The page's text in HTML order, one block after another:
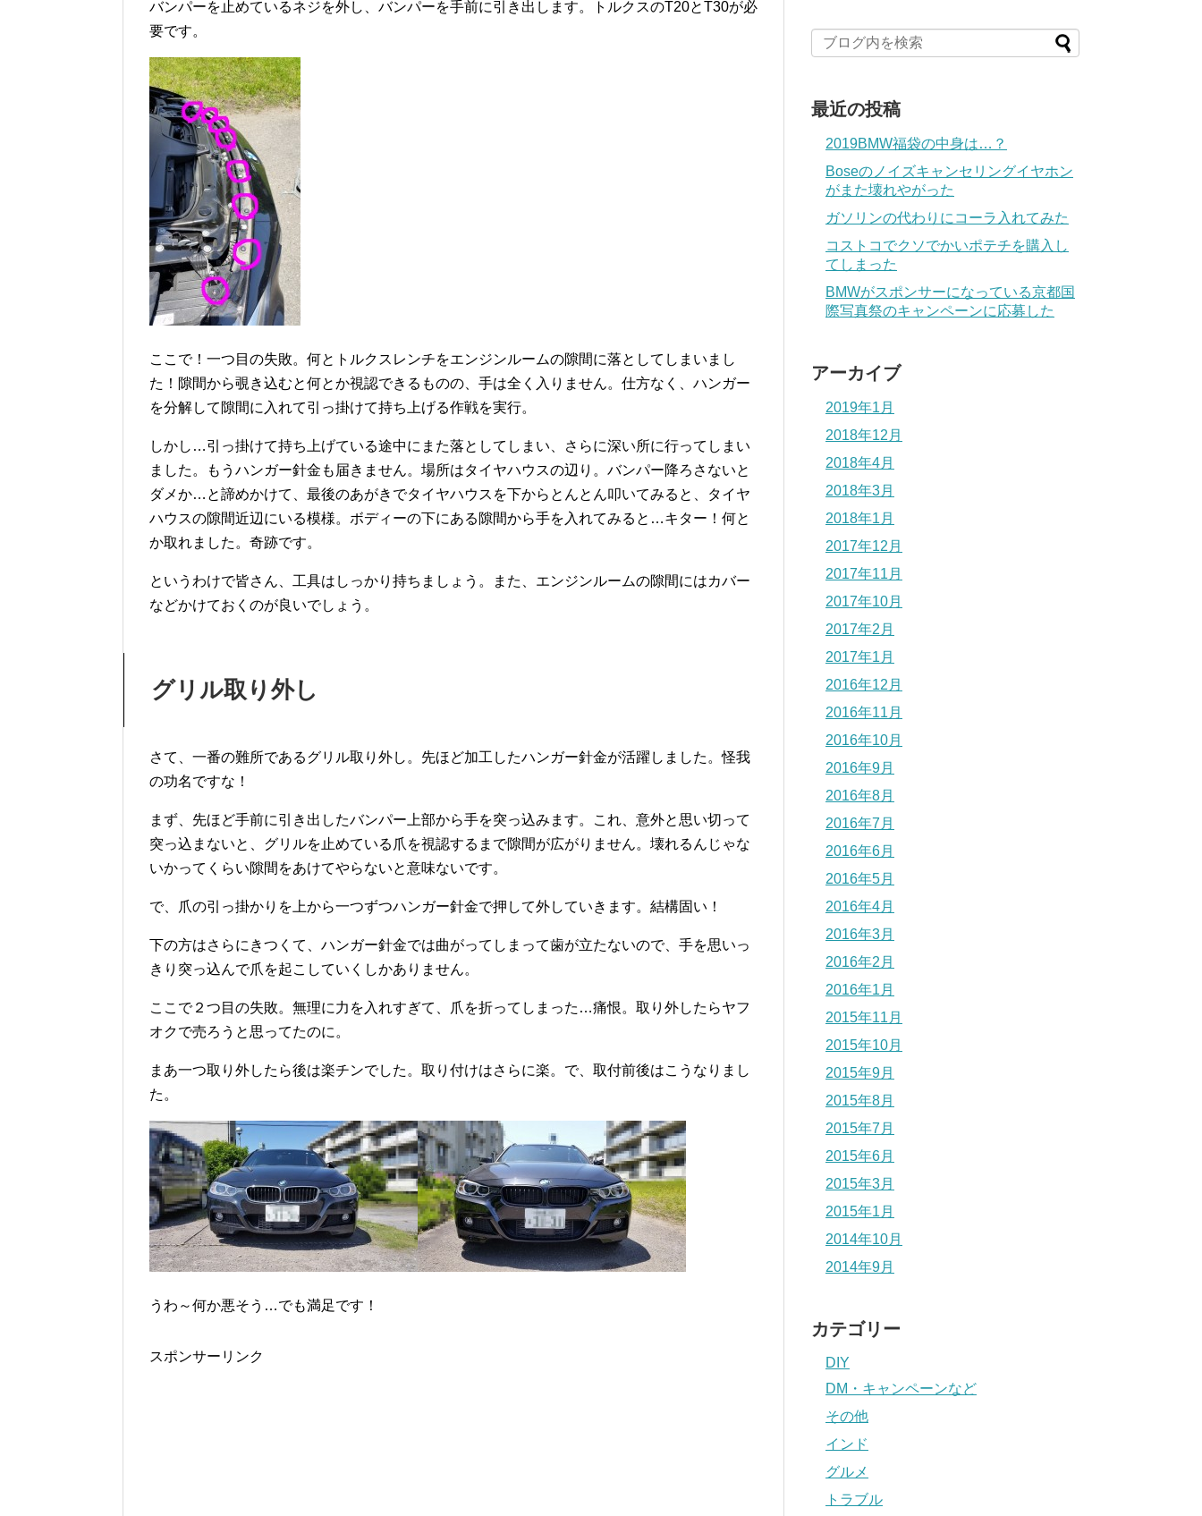
バンパーを止めているネジを外し、バンパーを手前に引き出します。トルクスのT20とT30が必
要です。
ここで！一つ目の失敗。何とトルクスレンチをエンジンルームの隙間に落としてしまいまし
た！隙間から覗き込むと何とか視認できるものの、手は全く入りません。仕方なく、ハンガー
を分解して隙間に入れて引っ掛けて持ち上げる作戦を実行。
しかし…引っ掛けて持ち上げている途中にまた落としてしまい、さらに深い所に行ってしまい
ました。もうハンガー針金も届きません。場所はタイヤハウスの辺り。バンパー降ろさないと
ダメか…と諦めかけて、最後のあがきでタイヤハウスを下からとんとん叩いてみると、タイヤ
ハウスの隙間近辺にいる模様。ボディーの下にある隙間から手を入れてみると…キター！何と
か取れました。奇跡です。
というわけで皆さん、工具はしっかり持ちましょう。また、エンジンルームの隙間にはカバー
などかけておくのが良いでしょう。
グリル取り外し
さて、一番の難所であるグリル取り外し。先ほど加工したハンガー針金が活躍しました。怪我
の功名ですな！
まず、先ほど手前に引き出したバンパー上部から手を突っ込みます。これ、意外と思い切って
突っ込まないと、グリルを止めている爪を視認するまで隙間が広がりません。壊れるんじゃな
いかってくらい隙間をあけてやらないと意味ないです。
で、爪の引っ掛かりを上から一つずつハンガー針金で押して外していきます。結構固い！
下の方はさらにきつくて、ハンガー針金では曲がってしまって歯が立たないので、手を思いっ
きり突っ込んで爪を起こしていくしかありません。
ここで２つ目の失敗。無理に力を入れすぎて、爪を折ってしまった…痛恨。取り外したらヤフ
オクで売ろうと思ってたのに。
まあ一つ取り外したら後は楽チンでした。取り付けはさらに楽。で、取付前後はこうなりまし
た。
うわ～何か悪そう…でも満足です！
スポンサーリンク
最近の投稿
2019BMW福袋の中身は…？
Boseのノイズキャンセリングイヤホン
がまた壊れやがった
ガソリンの代わりにコーラ入れてみた
コストコでクソでかいポテチを購入し
てしまった
BMWがスポンサーになっている京都国
際写真祭のキャンペーンに応募した
アーカイブ
2019年1月
2018年12月
2018年4月
2018年3月
2018年1月
2017年12月
2017年11月
2017年10月
2017年2月
2017年1月
2016年12月
2016年11月
2016年10月
2016年9月
2016年8月
2016年7月
2016年6月
2016年5月
2016年4月
2016年3月
2016年2月
2016年1月
2015年11月
2015年10月
2015年9月
2015年8月
2015年7月
2015年6月
2015年3月
2015年1月
2014年10月
2014年9月
カテゴリー
DIY
DM・キャンペーンなど
その他
インド
グルメ
トラブル